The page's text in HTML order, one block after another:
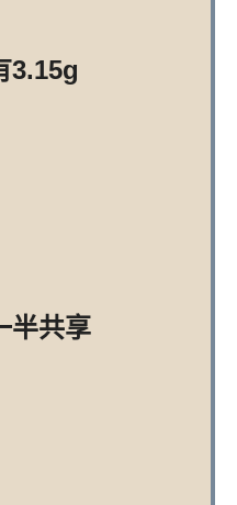
3.15g
半共享